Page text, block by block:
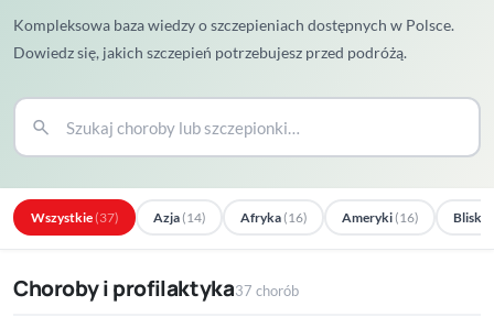
Kompleksowa baza wiedzy o szczepieniach dostępnych w Polsce.
Dowiedz się, jakich szczepień potrzebujesz przed podróżą.
search
Wszystkie(37) Azja (14) Afryka (16) Ameryki (16) Bliski
Choroby i profilaktyka37 chorób